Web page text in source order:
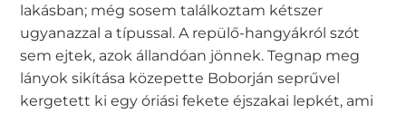
lakásban; még sosem találkoztam kétszer
ugyanazzal a típussal. A repülő-hangyákról szót
sem ejtek, azok állandóan jönnek. Tegnap meg
lányok sikítása közepette Boborján seprűvel
kergetett ki egy óriási fekete éjszakai lepkét, ami